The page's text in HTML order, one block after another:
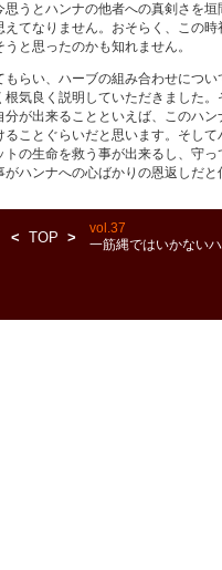
うとハンナの他者への真剣さを垣
てなりません。おそらく、この時
と思ったのかも知れません。
らい、ハーブの組み合わせについ
気良く説明していただきました。
が出来ることといえば、このハ
ことぐらいだと思います。そし
の生命を救う事が出来るし、守っ
ハンナへの心ばかりの恩返しだと
TOP
vol.37
一筋縄ではいかない